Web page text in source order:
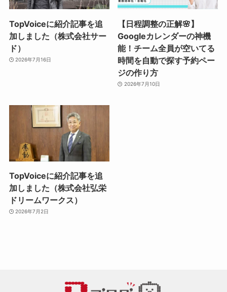
TopVoiceに紹介記事を追
加しました（株式会社サー
ド）
2026年7月16日
【日程調整の正解🌸】
Googleカレンダーの神機
能！チーム全員が空いてる
時間を自動で探す予約ペー
ジの作り方
2026年7月10日
TopVoiceに紹介記事を追
加しました（株式会社弘栄
ドリームワークス）
2026年7月2日